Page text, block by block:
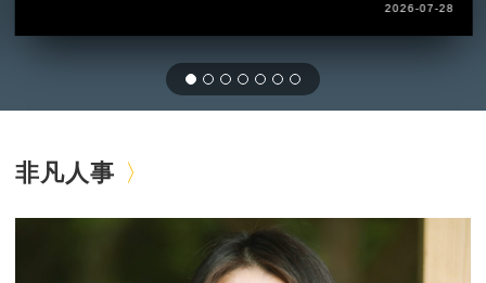
2026-07-28
非凡人事